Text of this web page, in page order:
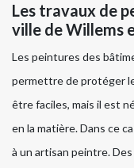
Les travaux de
ville de Willems
Les peintures des
permettre de protéger
être faciles, mais il est
en la matière. Dans ce
à un artisan peintre.